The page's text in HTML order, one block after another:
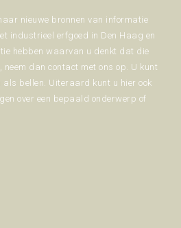
nieuwe bronnen van informatie
industrieel erfgoed in Den Haag en
hebben waarvan u denkt dat die
dan contact met ons op. U kunt
bellen. Uiteraard kunt u hier ook
over een bepaald onderwerp of